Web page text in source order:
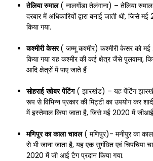
तेलिया रुमाल( नालगोंडा तेलंगाना) – तेलिया
दरबार में अधिकारियों द्वारा बनाई जाती थी, जिसे
किया गया.
कश्मीरी केसर ( जम्मू कश्मीर) कश्मीरी केसर को
किया गया यह कश्मीर की कई क्षेत्र जैसे पुलवामा,
आदि क्षेत्रों में पाए जाते हैं
सोहराई खोबर पेंटिंग( झारखंड) – यह पेंटिंग
रूप से विभिन्न प्रकार की मिट्टी का उपयोग कर
में इस्तेमाल किया जाता है, जिसे मई 2020 में जीआई
मणिपुर का काला चावल( मणिपुर)- मनीपुर का
से भी जाना जाता है, यह एक सुगंधित एवं चिपचिपा
2020 में जी आई टैग प्रदान किया गया.